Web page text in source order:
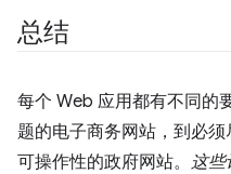
总结
每个 Web 应用都有不同的
题的电子商务网站，到必
可操作性的政府网站。 这些